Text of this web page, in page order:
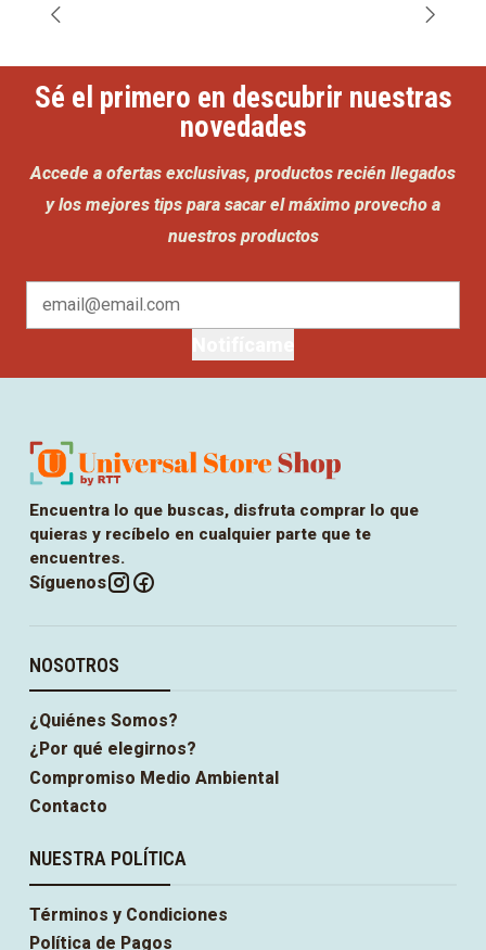
Sé el primero en descubrir nuestras
novedades
Accede a ofertas exclusivas, productos recién llegados
y los mejores tips para sacar el máximo provecho a
nuestros productos
Encuentra lo que buscas, disfruta comprar lo que
quieras y recíbelo en cualquier parte que te
encuentres.
Síguenos
NOSOTROS
¿Quiénes Somos?
¿Por qué elegirnos?
Compromiso Medio Ambiental
Contacto
NUESTRA POLÍTICA
Términos y Condiciones
Política de Pagos